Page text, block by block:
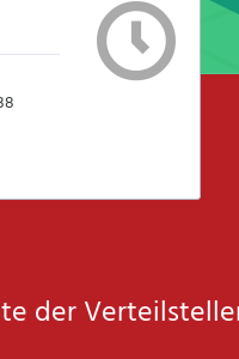
der